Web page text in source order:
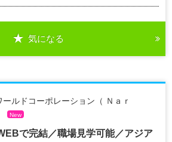
気になる
ルドコーポレーション（ Ｎａｒ
New
で完結／職場見学可能／アジア